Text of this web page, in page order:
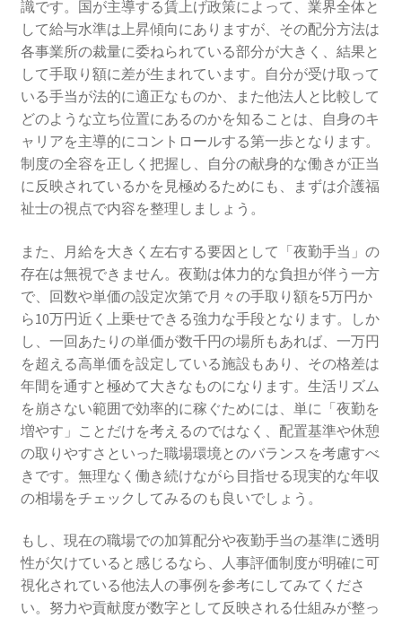
識です。国が主導する賃上げ政策によって、業界全体と
して給与水準は上昇傾向にありますが、その配分方法は
各事業所の裁量に委ねられている部分が大きく、結果と
して手取り額に差が生まれています。自分が受け取って
いる手当が法的に適正なものか、また他法人と比較して
どのような立ち位置にあるのかを知ることは、自身のキ
ャリアを主導的にコントロールする第一歩となります。
制度の全容を正しく把握し、自分の献身的な働きが正当
に反映されているかを見極めるためにも、まずは介護福
祉士の視点で内容を整理しましょう。
また、月給を大きく左右する要因として「夜勤手当」の
存在は無視できません。夜勤は体力的な負担が伴う一方
で、回数や単価の設定次第で月々の手取り額を5万円か
ら10万円近く上乗せできる強力な手段となります。しか
し、一回あたりの単価が数千円の場所もあれば、一万円
を超える高単価を設定している施設もあり、その格差は
年間を通すと極めて大きなものになります。生活リズム
を崩さない範囲で効率的に稼ぐためには、単に「夜勤を
増やす」ことだけを考えるのではなく、配置基準や休憩
の取りやすさといった職場環境とのバランスを考慮すべ
きです。無理なく働き続けながら目指せる現実的な年収
の相場をチェックしてみるのも良いでしょう。
もし、現在の職場での加算配分や夜勤手当の基準に透明
性が欠けていると感じるなら、人事評価制度が明確に可
視化されている他法人の事例を参考にしてみてくださ
い。努力や貢献度が数字として反映される仕組みが整っ